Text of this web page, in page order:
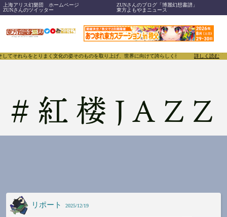
上海アリス幻樂団 ホームページ
ZUNさんのブログ「博麗幻想書譜」
ZUNさんのツイッター
東方よもやまニュース
まく文化の姿そのものを取り上げ、世界に向けて誇らしく発信することで、東方Projectのみ
詳しく読む
# 紅楼JAZZ
リポート 2025/12/19